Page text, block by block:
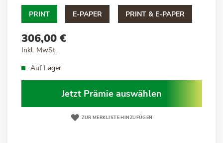
PRINT E-PAPER PRINT & E-PAPER
306,00 €
Inkl. MwSt.
Auf Lager
Jetzt Prämie auswählen
ZUR MERKLISTE HINZUFÜGEN